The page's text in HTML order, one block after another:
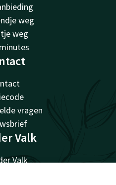
weg
weg
vragen
Valk
Valk